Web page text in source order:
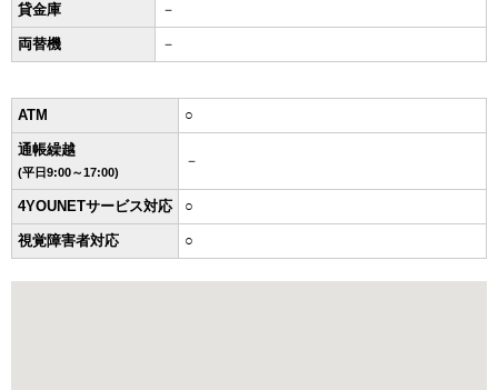
貸金庫 －
両替機 －
ATM ○
通帳繰越
(平日9:00～17:00)
－
4YOUNETサービス対応 ○
視覚障害者対応 ○